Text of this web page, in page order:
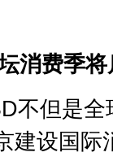
消费季将
但是全
建设国际